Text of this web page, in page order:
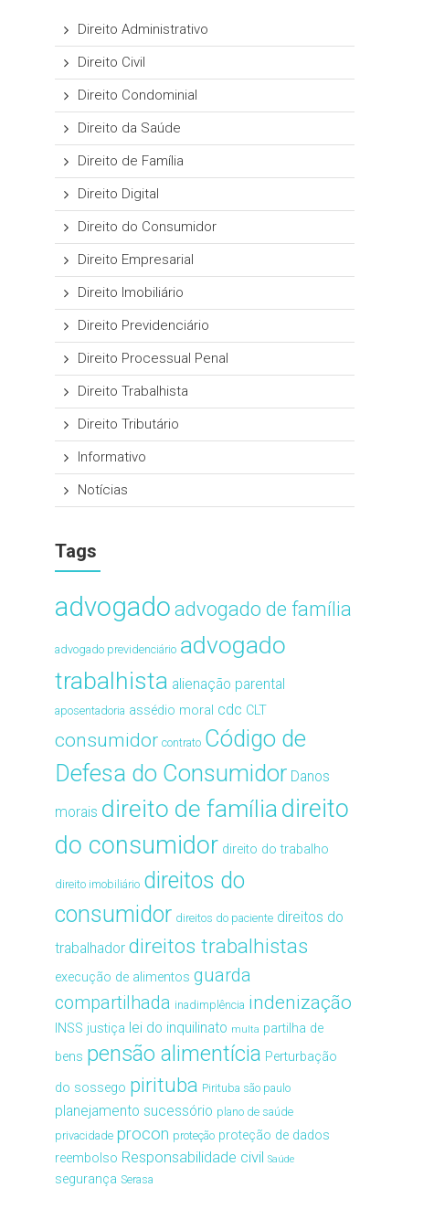
Direito Administrativo
Direito Civil
Direito Condominial
Direito da Saúde
Direito de Família
Direito Digital
Direito do Consumidor
Direito Empresarial
Direito Imobiliário
Direito Previdenciário
Direito Processual Penal
Direito Trabalhista
Direito Tributário
Informativo
Notícias
Tags
advogado advogado de família
advogado previdenciário advogado
trabalhista alienação parental
aposentadoria assédio moral cdc CLT
consumidor contrato Código de
Defesa do Consumidor Danos
morais direito de famíliadireito
do consumidor direito do trabalho
direito imobiliário direitos do
consumidor direitos do paciente direitos do
trabalhador direitos trabalhistas
execução de alimentos guarda
compartilhada inadimplência indenização
INSS justiça lei do inquilinato multa partilha de
bens pensão alimentícia Perturbação
do sossego pirituba Pirituba são paulo
planejamento sucessório plano de saúde
privacidade procon proteção proteção de dados
reembolso Responsabilidade civil Saúde
segurança Serasa